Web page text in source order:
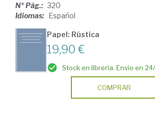
Nº Pág.: 320
Idiomas: Español
Papel: Rústica
19,90 €
Stock en librería. Envío en
COMPRAR